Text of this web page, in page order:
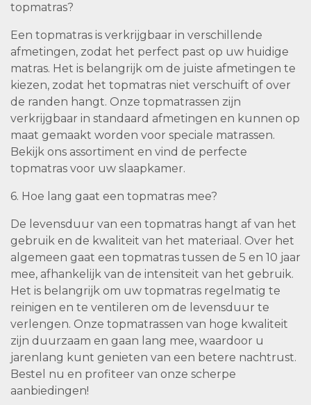
topmatras?
Een topmatras is verkrijgbaar in verschillende
afmetingen, zodat het perfect past op uw huidige
matras. Het is belangrijk om de juiste afmetingen te
kiezen, zodat het topmatras niet verschuift of over
de randen hangt. Onze topmatrassen zijn
verkrijgbaar in standaard afmetingen en kunnen op
maat gemaakt worden voor speciale matrassen.
Bekijk ons assortiment en vind de perfecte
topmatras voor uw slaapkamer.
6. Hoe lang gaat een topmatras mee?
De levensduur van een topmatras hangt af van het
gebruik en de kwaliteit van het materiaal. Over het
algemeen gaat een topmatras tussen de 5 en 10 jaar
mee, afhankelijk van de intensiteit van het gebruik.
Het is belangrijk om uw topmatras regelmatig te
reinigen en te ventileren om de levensduur te
verlengen. Onze topmatrassen van hoge kwaliteit
zijn duurzaam en gaan lang mee, waardoor u
jarenlang kunt genieten van een betere nachtrust.
Bestel nu en profiteer van onze scherpe
aanbiedingen!